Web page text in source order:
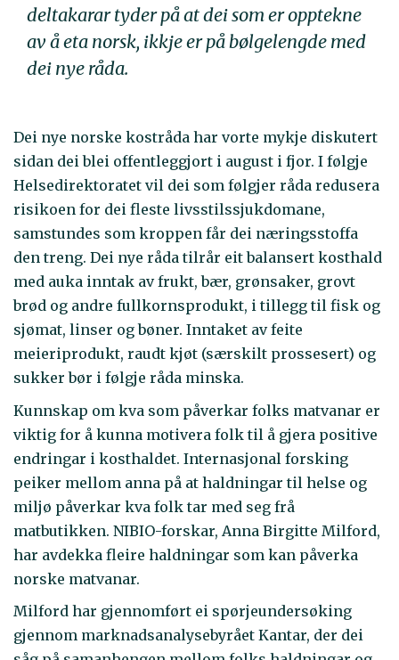
deltakarar tyder på at dei som er opptekne
av å eta norsk, ikkje er på bølgelengde med
dei nye råda.
Dei nye norske kostråda har vorte mykje diskutert
sidan dei blei offentleggjort i august i fjor. I følgje
Helsedirektoratet vil dei som følgjer råda redusera
risikoen for dei fleste livsstilssjukdomane,
samstundes som kroppen får dei næringsstoffa
den treng. Dei nye råda tilrår eit balansert kosthald
med auka inntak av frukt, bær, grønsaker, grovt
brød og andre fullkornsprodukt, i tillegg til fisk og
sjømat, linser og bøner. Inntaket av feite
meieriprodukt, raudt kjøt (særskilt prossesert) og
sukker bør i følgje råda minska.
Kunnskap om kva som påverkar folks matvanar er
viktig for å kunna motivera folk til å gjera positive
endringar i kosthaldet. Internasjonal forsking
peiker mellom anna på at haldningar til helse og
miljø påverkar kva folk tar med seg frå
matbutikken. NIBIO-forskar, Anna Birgitte Milford,
har avdekka fleire haldningar som kan påverka
norske matvanar.
Milford har gjennomført ei spørjeundersøking
gjennom marknadsanalysebyrået Kantar, der dei